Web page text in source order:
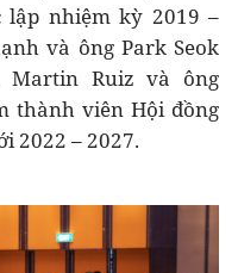
nhiệm kỳ 2019 –
và ông Park Seok
Martin Ruiz và ông
thành viên Hội đồng
2022 – 2027.